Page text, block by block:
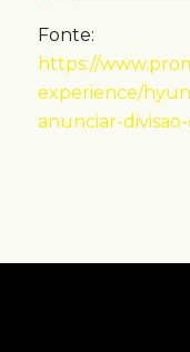
Fonte:
https://
experience/
anunciar-